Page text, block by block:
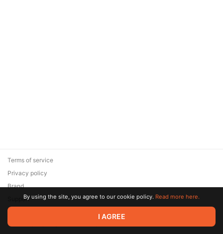
© 2026 Zaya Solutions Limited. All rights reserved. All trademarks
are the property of their respective owners.
Terms of service
Privacy policy
Brand
SupportBy using the site, you agree to our cookie policy. Read more here.
I AGREE